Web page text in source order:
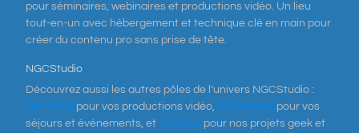
pour séminaires, webinaires et productions vidéo. Un lieu
tout-en-un avec hébergement et technique clé en main pour
créer du contenu pro sans prise de tête.
NGCStudio
Découvrez aussi les autres pôles de l’univers NGCStudio :
NGCProd pour vos productions vidéo, NGCHouse pour vos
séjours et événements, et NGCLab pour nos projets geek et